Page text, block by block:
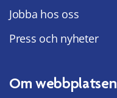
Jobba hos oss
Press och nyheter
Om webbplatsen